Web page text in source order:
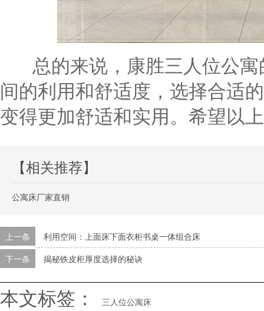
总的来说，康胜三人位公
间的利用和舒适度，选择合适
变得更加舒适和实用。希望以
【相关推荐】
公寓床厂家直销
上一条
利用空间：上面床下面衣柜书桌一体组合床
下一条
揭秘铁皮柜厚度选择的秘诀
本文标签： 三人位公寓床